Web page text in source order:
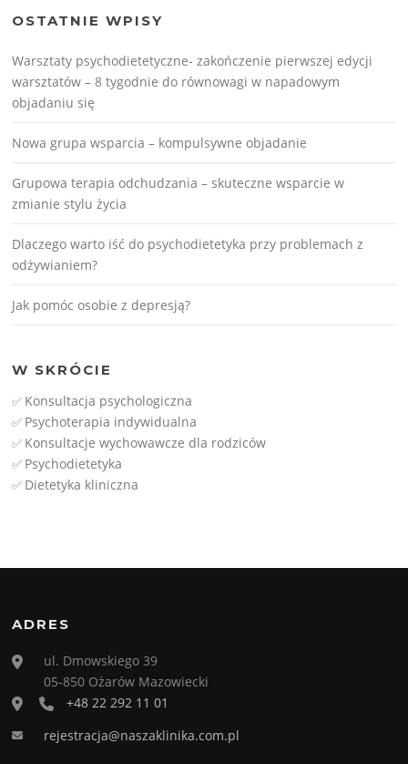
OSTATNIE WPISY
Warsztaty psychodietetyczne- zakończenie pierwszej edycji
warsztatów – 8 tygodnie do równowagi w napadowym
objadaniu się
Nowa grupa wsparcia – kompulsywne objadanie
Grupowa terapia odchudzania – skuteczne wsparcie w
zmianie stylu życia
Dlaczego warto iść do psychodietetyka przy problemach z
odżywianiem?
Jak pomóc osobie z depresją?
W SKRÓCIE
✅ Konsultacja psychologiczna
✅ Psychoterapia indywidualna
✅ Konsultacje wychowawcze dla rodziców
✅ Psychodietetyka
✅ Dietetyka kliniczna
ADRES
ul. Dmowskiego 39
05-850 Ożarów Mazowiecki
+48 22 292 11 01
rejestracja@naszaklinika.com.pl